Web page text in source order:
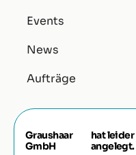
Events
News
Aufträge
Graushaar
GmbH
hat
angelegt.